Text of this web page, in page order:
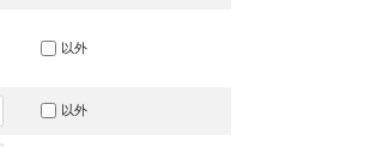
以外
以外